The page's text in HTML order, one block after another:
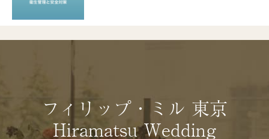
フィリップ・ミル 東京
Hiramatsu Wedding